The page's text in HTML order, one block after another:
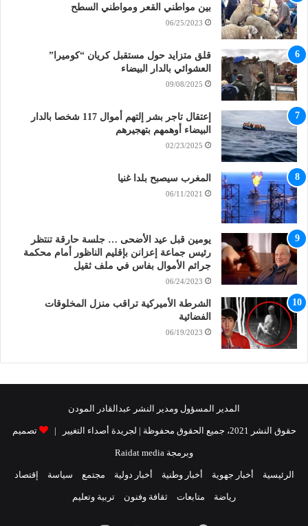
بين مواطني القعر ومواطني السطح
06/25/2023
قلق متزايد حول مستقبل كريان “كوميرا”
العشوائي بالدار البيضاء
09/08/2025
إعتقال تاجر بشر إلتهم أموال 117 شخصا بالدار
البيضاء أوهمهم بتهجيرهم
02/23/2025
المغرب سيصبح بلدا غنيا
06/11/2021
يومين قبل عيد الأضحى … جلسة حارقة تنتظر
رئيس جماعة إعزانن بإقليم الناظور أمام محكمة
جرائم الأموال بفاس في ملف ثقيل
06/24/2023
الشرطة الأميركية تراقب منزل المخلوقات
الفضائية
06/19/2023
المدير المسؤول ومدير النشر عبدالقادر المودن
حقوق النشر 2021، جميع الحقوق محفوظة | لجريدة أصداء التغيير | تصميم
وبرمجة Raidat media
الرئيسية أخبار جهوية أخبار وطنية أخبار دولية مجتمع سياسة إقتصاد
رياضة متابعات ثقافة وفنون تربية وتعليم